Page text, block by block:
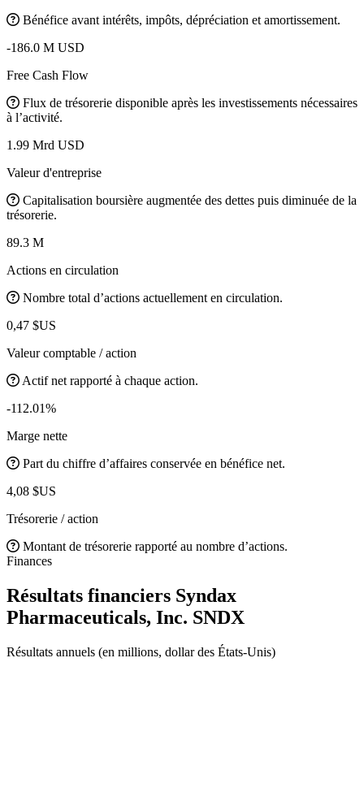
Bénéfice avant intérêts, impôts, dépréciation et amortissement.
-186.0 M USD
Free Cash Flow
Flux de trésorerie disponible après les investissements nécessaires
à l’activité.
1.99 Mrd USD
Valeur d'entreprise
Capitalisation boursière augmentée des dettes puis diminuée de la
trésorerie.
89.3 M
Actions en circulation
Nombre total d’actions actuellement en circulation.
0,47 $US
Valeur comptable / action
Actif net rapporté à chaque action.
-112.01%
Marge nette
Part du chiffre d’affaires conservée en bénéfice net.
4,08 $US
Trésorerie / action
Montant de trésorerie rapporté au nombre d’actions.
Finances
Résultats financiers Syndax
Pharmaceuticals, Inc. SNDX
Résultats annuels (en millions, dollar des États-Unis)